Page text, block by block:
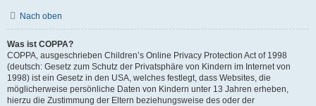
Nach oben
Was ist COPPA?
COPPA, ausgeschrieben Children’s Online Privacy Protection Act of 1998
(deutsch: Gesetz zum Schutz der Privatsphäre von Kindern im Internet von
1998) ist ein Gesetz in den USA, welches festlegt, dass Websites, die
möglicherweise persönliche Daten von Kindern unter 13 Jahren erheben,
hierzu die Zustimmung der Eltern beziehungsweise des oder der